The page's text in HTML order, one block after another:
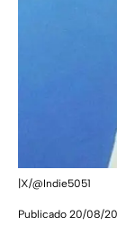
|X/@Indie5051
Publicado 20/08/